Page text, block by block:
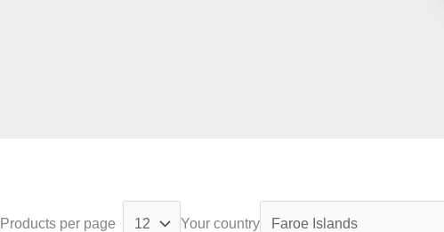
Products per page Your country